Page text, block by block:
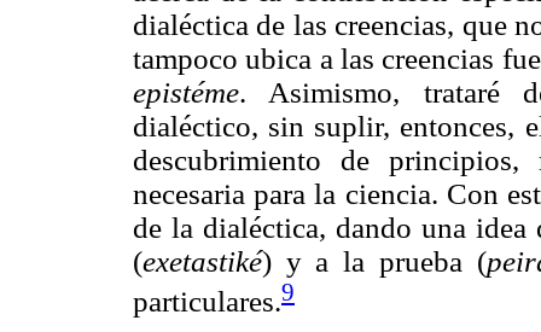
dialéctica de las creencias, que
tampoco ubica a las creencias
epistéme. Asimismo, trataré
dialéctico, sin suplir, entonces,
descubrimiento de
necesaria para la ciencia. Con
de la dialéctica, dando una
(exetastiké) y a la prueba (
particulares.9